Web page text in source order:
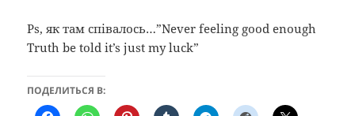
Ps, як там співалось…”Never feeling good enough
Truth be told it’s just my luck”
ПОДЕЛИТЬСЯ В: